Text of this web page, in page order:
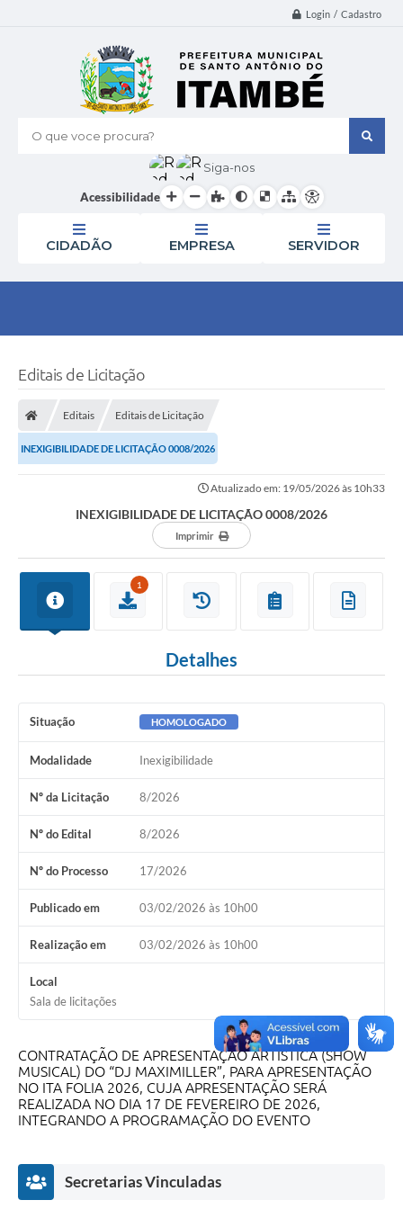
Login / Cadastro
O que voce procura?
Siga-nos
Acessibilidade
CIDADÃO EMPRESA SERVIDOR
Editais de Licitação
Editais Editais de Licitação
INEXIGIBILIDADE DE LICITAÇÃO 0008/2026
Atualizado em: 19/05/2026 às 10h33
INEXIGIBILIDADE DE LICITAÇÃO 0008/2026
Imprimir
1
Detalhes
Situação HOMOLOGADO
Modalidade Inexigibilidade
Nº da Licitação 8/2026
Nº do Edital 8/2026
Nº do Processo 17/2026
Publicado em 03/02/2026 às 10h00
Realização em 03/02/2026 às 10h00
Local
Sala de licitações
CONTRATAÇÃO DE APRESENTAÇÃO ARTÍSTICA (SHOW
MUSICAL) DO “DJ MAXIMILLER”, PARA APRESENTAÇÃO
NO ITA FOLIA 2026, CUJA APRESENTAÇÃO SERÁ
REALIZADA NO DIA 17 DE FEVEREIRO DE 2026,
INTEGRANDO A PROGRAMAÇÃO DO EVENTO
Secretarias Vinculadas